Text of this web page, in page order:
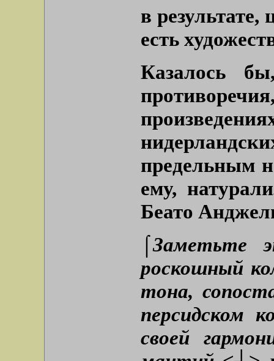
в результате,
есть
Казалось
предельным
ему,
Беато
⌠Заметьте
роскошный
тона,
персидском
своей